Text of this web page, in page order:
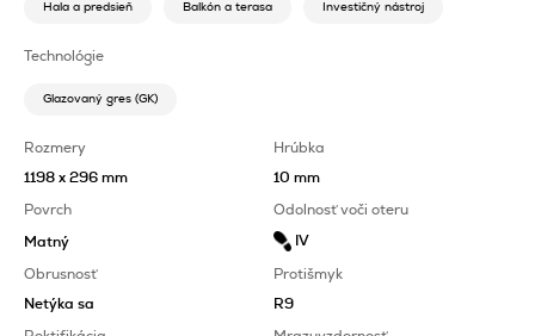
Hala a predsieň Balkón a terasa Investičný nástroj
Technológie
Glazovaný gres (GK)
Rozmery
1198 x 296 mm
Hrúbka
10 mm
Povrch
Matný
Odolnosť voči oteru
IV
Obrusnosť
Netýka sa
Protišmyk
R9